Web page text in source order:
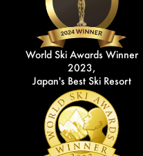
World Ski Awards Winner
2023,
Japan's Best Ski Resort